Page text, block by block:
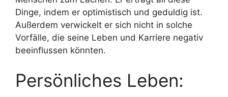
Dinge, indem er optimistisch und geduldig ist.
Außerdem verwickelt er sich nicht in solche
Vorfälle, die seine Leben und Karriere negativ
beeinflussen könnten.
Persönliches Leben: